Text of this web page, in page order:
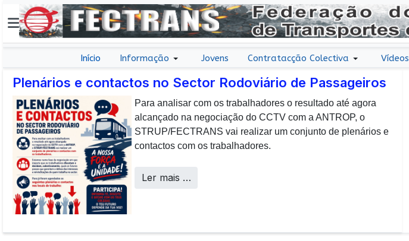
Início Informação Jovens Contratacção Colectiva Vídeos
Plenários e contactos no Sector Rodoviário de Passageiros
Para analisar com os trabalhadores o resultado até agora
alcançado na negociação do CCTV com a ANTROP, o
STRUP/FECTRANS vai realizar um conjunto de plenários e
contactos com os trabalhadores.
Ler mais …
E não posso […] deixar de dar uma nota de agradecimento
aos colaboradores da CP que, todos os dias, enfrentam com
sucesso os desafios operacionais de manutenção inerentes
a uma frota tão envelhecida.
Call Centers